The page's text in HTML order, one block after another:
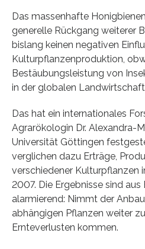
Das massenhafte
generelle Rückgang weiterer
bislang keinen negativen
Kulturpflanzenproduktion,
Bestäubungsleistung von
in der globalen
Das hat ein internationales
Agrarökologin Dr. Alexandra-
Universität Göttingen
verglichen dazu Erträge,
verschiedener Kulturpflanzen
2007. Die Ergebnisse sind
alarmierend: Nimmt der
abhängigen Pflanzen weiter
Ernteverlusten kommen.